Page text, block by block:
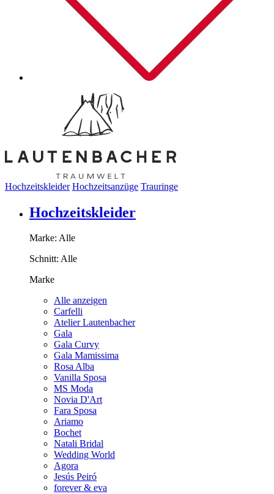
Hochzeitskleider Hochzeitsanzüge Trauringe
Hochzeitskleider
Marke: Alle
Schnitt: Alle
Marke
Alle anzeigen
Carfelli
Atelier Lautenbacher
Gala
Gala Curvy
Gala Mamissima
Rosa Alba
Vanilla Sposa
MS Moda
Novia D'Art
Fara Sposa
Ariamo
Bochet
Natali Bridal
Wedding World
Agora
Jesús Peiró
forever & eva